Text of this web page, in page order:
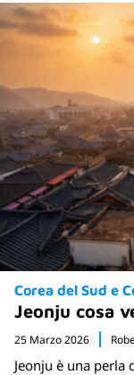
Corea del Sud e
Jeonju cosa
25 Marzo 2026
Jeonju è una perla